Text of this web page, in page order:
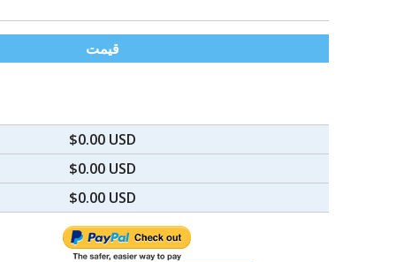
قیمت
$0.00 USD
$0.00 USD
$0.00 USD